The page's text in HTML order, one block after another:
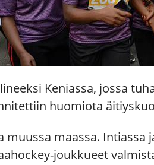
Keniassa, jossa
huomiota
muussa maassa.
joukkueet